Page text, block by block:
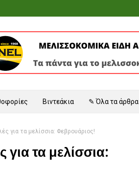
Βιντεάκια ✎ Όλα τα άρθρα
για τα μελίσσια: Φεβρουάριος!
για τα μελίσσια: